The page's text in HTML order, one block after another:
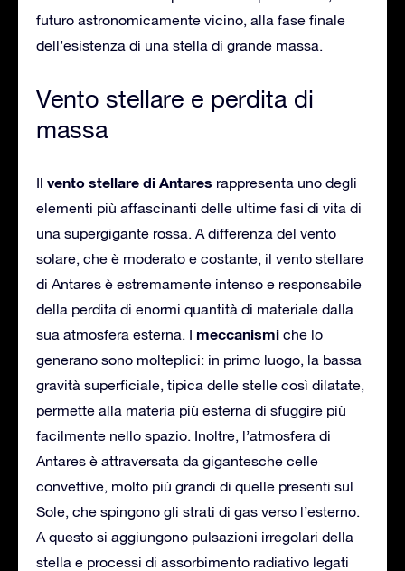
futuro astronomicamente vicino, alla fase finale
dell’esistenza di una stella di grande massa.
Vento stellare e perdita di
massa
Il vento stellare di Antares rappresenta uno degli
elementi più affascinanti delle ultime fasi di vita di
una supergigante rossa. A differenza del vento
solare, che è moderato e costante, il vento stellare
di Antares è estremamente intenso e responsabile
della perdita di enormi quantità di materiale dalla
sua atmosfera esterna. I meccanismi che lo
generano sono molteplici: in primo luogo, la bassa
gravità superficiale, tipica delle stelle così dilatate,
permette alla materia più esterna di sfuggire più
facilmente nello spazio. Inoltre, l’atmosfera di
Antares è attraversata da gigantesche celle
convettive, molto più grandi di quelle presenti sul
Sole, che spingono gli strati di gas verso l’esterno.
A questo si aggiungono pulsazioni irregolari della
stella e processi di assorbimento radiativo legati